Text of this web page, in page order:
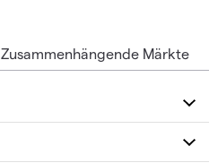
Zusammenhängende Märkte